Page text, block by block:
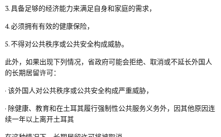
3. 具备足够的经济能力来满足自身和家庭的需求，
4. 必须拥有有效的健康保险，
5. 不得对公共秩序或公共安全构成威胁。
此外，如果出现下列情况，省政府可能会拒绝、取消或不延长外国人
的长期居留许可：
· 该外国人对公共秩序或公共安全构成严重威胁，
· 除健康、教育和在土耳其履行强制性公共服务义务外，因其他原因连
续一年以上离开土耳其